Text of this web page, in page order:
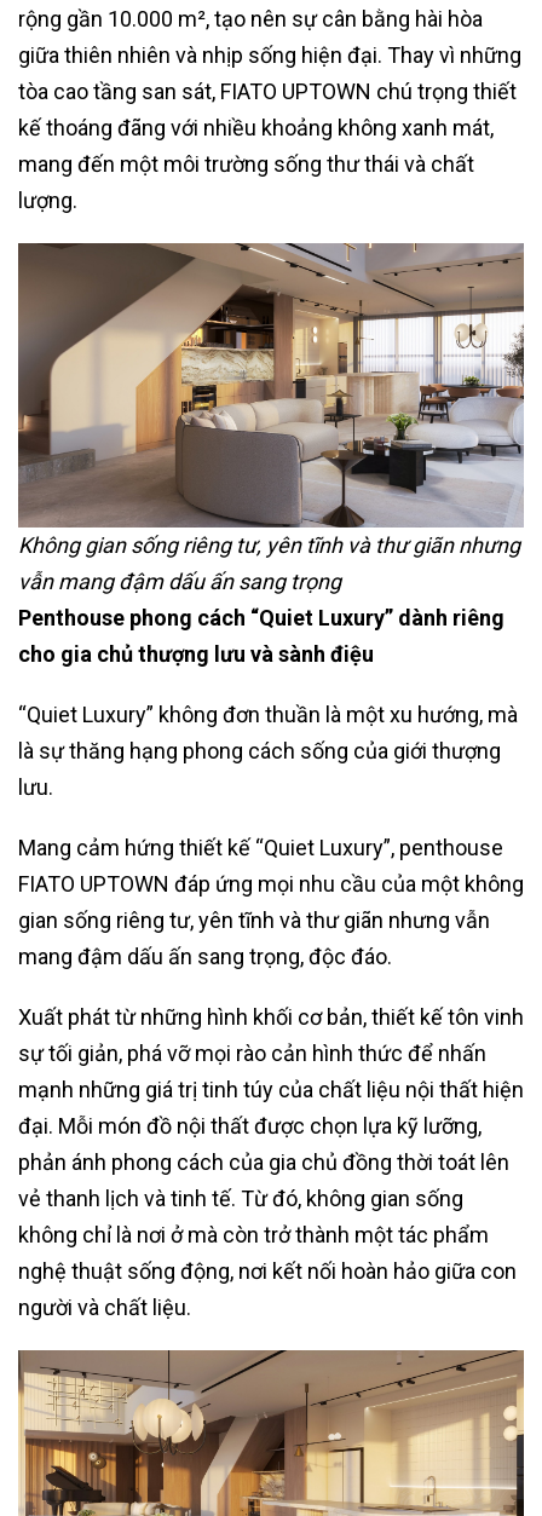
rộng gần 10.000 m², tạo nên sự cân bằng hài hòa
giữa thiên nhiên và nhịp sống hiện đại. Thay vì những
tòa cao tầng san sát, FIATO UPTOWN chú trọng thiết
kế thoáng đãng với nhiều khoảng không xanh mát,
mang đến một môi trường sống thư thái và chất
lượng.
Không gian sống riêng tư, yên tĩnh và thư giãn nhưng
vẫn mang đậm dấu ấn sang trọng
Penthouse phong cách “Quiet Luxury” dành riêng
cho gia chủ thượng lưu và sành điệu
“Quiet Luxury” không đơn thuần là một xu hướng, mà
là sự thăng hạng phong cách sống của giới thượng
lưu.
Mang cảm hứng thiết kế “Quiet Luxury”, penthouse
FIATO UPTOWN đáp ứng mọi nhu cầu của một không
gian sống riêng tư, yên tĩnh và thư giãn nhưng vẫn
mang đậm dấu ấn sang trọng, độc đáo.
Xuất phát từ những hình khối cơ bản, thiết kế tôn vinh
sự tối giản, phá vỡ mọi rào cản hình thức để nhấn
mạnh những giá trị tinh túy của chất liệu nội thất hiện
đại. Mỗi món đồ nội thất được chọn lựa kỹ lưỡng,
phản ánh phong cách của gia chủ đồng thời toát lên
vẻ thanh lịch và tinh tế. Từ đó, không gian sống
không chỉ là nơi ở mà còn trở thành một tác phẩm
nghệ thuật sống động, nơi kết nối hoàn hảo giữa con
người và chất liệu.